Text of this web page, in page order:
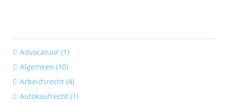
Advocatuur (1)
Algemeen (10)
Arbeidsrecht (4)
Autokaufrecht (1)